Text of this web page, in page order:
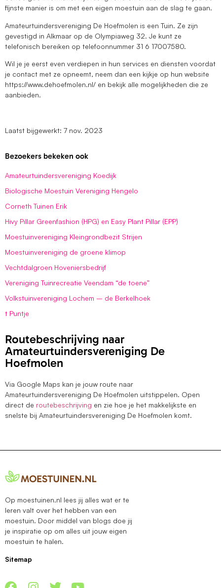
fijnste manier is om met een eigen moestuin aan de slag te gaan.
Amateurtuindersvereniging De Hoefmolen is een Tuin. Ze zijn
gevestigd in Alkmaar op de Olympiaweg 32. Je kunt ze
telefonisch bereiken op telefoonnummer 31 6 17007580.
Wil je je eerst even verdiepen in hun services en diensten voordat
je contact met ze opneemt, neem dan een kijkje op hun website
https://www.dehoefmolen.nl/ en bekijk alle mogelijkheden die ze
aanbieden.
Laatst bijgewerkt: 7 nov. 2023
Bezoekers bekeken ook
Amateurtuindersvereniging Koedijk
Biologische Moestuin Vereniging Hengelo
Corneth Tuinen Erik
Hivy Pillar Greenfashion (HPG) en Easy Plant Pillar (EPP)
Moestuinvereniging Kleingrondbezit Strijen
Moestuinvereniging de groene klimop
Vechtdalgroen Hoveniersbedrijf
Vereniging Tuinrecreatie Veendam “de toene”
Volkstuinvereniging Lochem – de Berkelhoek
t Puntje
Routebeschrijving naar
Amateurtuindersvereniging De
Hoefmolen
Via Google Maps kan je jouw route naar
Amateurtuindersvereniging De Hoefmolen uitstippelen. Open
direct de routebeschrijving en zie hoe je het makkelijkste en
snelste bij Amateurtuindersvereniging De Hoefmolen komt.
Op moestuinen.nl lees jij alles wat er te
leren valt over het hebben van een
moestuin. Door middel van blogs doe jij
je inspiratie op om alles uit jouw eigen
moestuin te halen.
Sitemap